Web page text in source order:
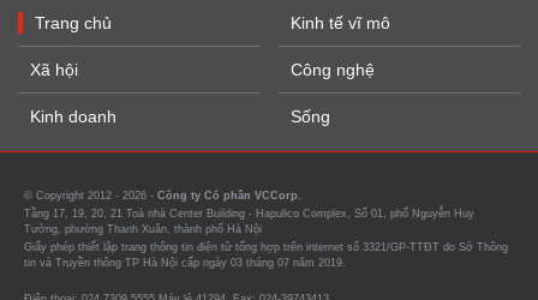
Trang chủ
Xã hội
Kinh doanh
Kinh tế vĩ mô
Công nghệ
Sống
© Copyright 2012 - 2026 - Công ty Cổ phần VCCorp.
Tầng 17, 19, 20, 21 Toà nhà Center Building - Hapulico Complex, Số 01, phố Nguyễn Huy
Tưởng, phường Thanh Xuân, thành phố Hà Nội
Giấy phép thiết lập trang thông tin điện tử tổng hợp trên internet số 3321/GP-TTĐT do Sở Thông
tin và Truyền thông TP Hà Nội cấp ngày 03 tháng 07 năm 2019.